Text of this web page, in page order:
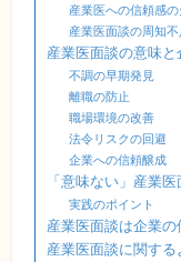
産業医への信頼感の
産業医面談の周知不
産業医面談の意味と
不調の早期発見
離職の防止
職場環境の改善
法令リスクの回避
企業への信頼醸成
「意味ない」産業
実践のポイント
産業医面談は企業
産業医面談に関す